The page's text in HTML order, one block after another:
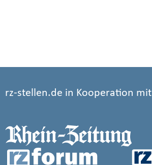
rz-stellen.de in Kooperation mit